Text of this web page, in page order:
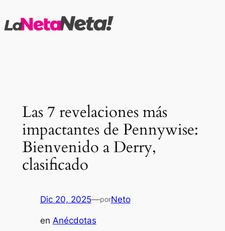
al
Las 7 revelaciones más
impactantes de Pennywise:
Bienvenido a Derry,
clasificado
Dic 20, 2025—porNeto
en Anécdotas